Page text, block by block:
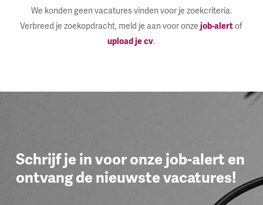
We konden geen vacatures vinden voor je zoekcriteria.
Verbreed je zoekopdracht, meld je aan voor onzejob-alertof
upload je cv.
Schrijf je in voor onze job-alert en
ontvang de nieuwste vacatures!